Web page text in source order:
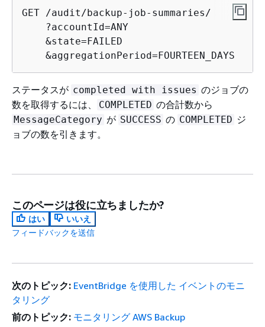
GET /audit/backup-job-summaries/
    ?accountId=ANY
    &state=FAILED
    &aggregationPeriod=FOURTEEN_DAYS
ステータスが completed with issues のジョブの
数を取得するには、
COMPLETED の合計数から
MessageCategory が SUCCESS の COMPLETED ジ
ョブの数を引きます。
このページは役に立ちましたか?
はい
いいえ
フィードバックを送信
次のトピック: EventBridge を使用した イベントのモニ
タリング
前のトピック: モニタリング AWS Backup